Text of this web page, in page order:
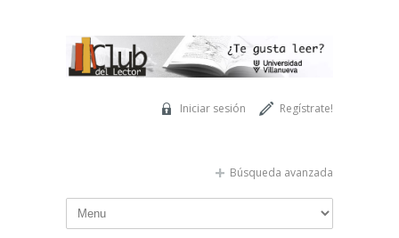
Regístrate!
Iniciar sesión
Búsqueda avanzada